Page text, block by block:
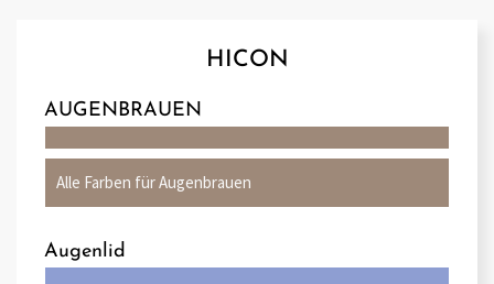
HICON
AUGENBRAUEN
Alle Farben für Augenbrauen
Augenlid